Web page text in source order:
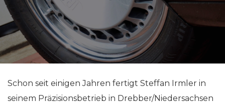
Schon seit einigen Jahren fertigt Steffan Irmler in
seinem Präzisionsbetrieb in Drebber/Niedersachsen